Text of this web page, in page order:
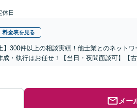
休日
料金表を見る
】300件以上の相談実績！他士業とのネット
・執行はお任せ！【当日・夜間面談可】【
メー